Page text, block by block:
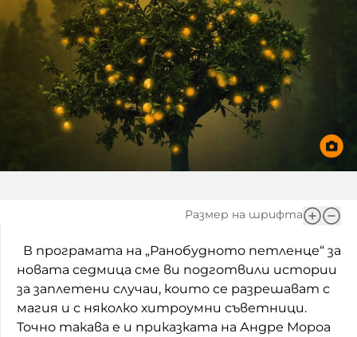
Фантазирай
Приказки
История на изкуството
Музикална кутийка
От соул до рокендрол
Къщата
Златната ябълка
Непознатите думи
Игри
Кои сме ние?
За вас, родители
БНР Новини
Размер на шрифта
В програмата на „Ранобудното петленце“ за
новата седмица сме ви подготвили истории
за заплетени случаи, които се разрешават с
магия и с няколко хитроумни съветници.
Точно такава е и приказката на Андре Мороа